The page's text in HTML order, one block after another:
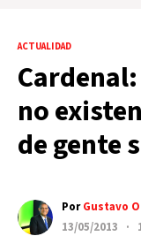
ACTUALIDAD
no
de gente
PorGustavo
13/05/2013 ·